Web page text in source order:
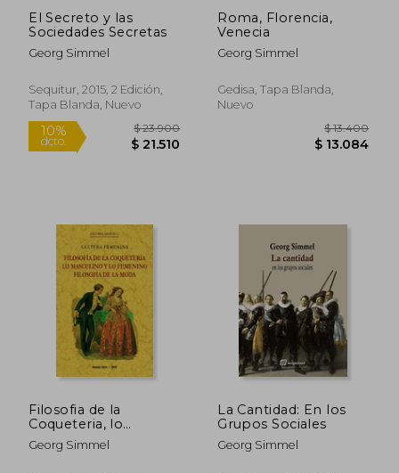
$ 27.000
$ 26.130
$
$
El Secreto y las
Sociedades Secretas
Georg Simmel
Sequitur, 2015, 2 Edición,
Tapa Blanda, Nuevo
Roma, Florencia,
Venecia
Georg Simmel
Gedisa, Tapa Blanda,
Nuevo
Filosofia de la
Coqueteria, lo
Masculino y lo
Femenino, Filosofia
Georg Simmel
La Cantidad: En los
Grupos Sociales
Georg Simmel